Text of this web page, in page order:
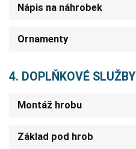
Nápis na náhrobek
Ornamenty
4. DOPLŇKOVÉ SLUŽBY
Montáž hrobu
Základ pod hrob